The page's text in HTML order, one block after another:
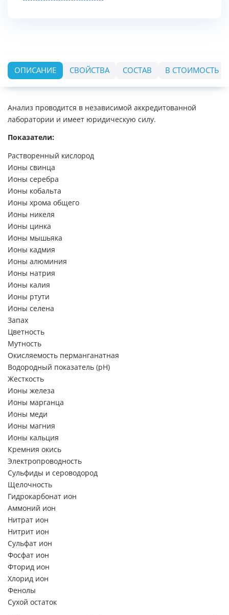
ОПИСАНИЕ СВОЙСТВА СОСТАВ В СТОИМОСТЬ
Анализ проводится в независимой аккредитованной
лаборатории и имеет юридическую силу.
Показатели:
Растворенный кислород
Ионы свинца
Ионы серебра
Ионы кобальта
Ионы хрома общего
Ионы никеля
Ионы цинка
Ионы мышьяка
Ионы кадмия
Ионы алюминия
Ионы натрия
Ионы калия
Ионы ртути
Ионы селена
Запах
Цветность
Мутность
Окисляемость перманганатная
Водородный показатель (pH)
Жесткость
Ионы железа
Ионы марганца
Ионы меди
Ионы магния
Ионы кальция
Кремния окись
Электропроводность
Сульфиды и сероводород
Щелочность
Гидрокарбонат ион
Аммоний ион
Нитрат ион
Нитрит ион
Сульфат ион
Фосфат ион
Фторид ион
Хлорид ион
Фенолы
Сухой остаток